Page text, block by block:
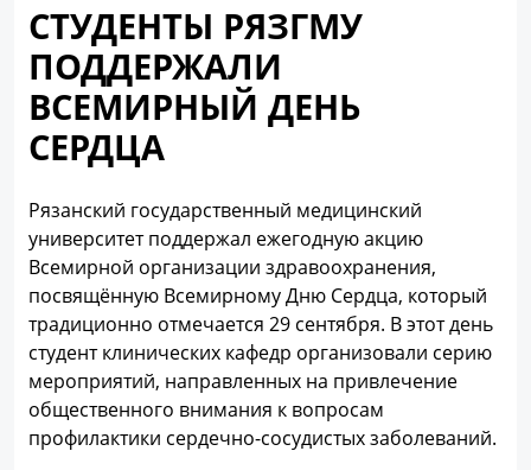
СТУДЕНТЫ РЯЗГМУ
ПОДДЕРЖАЛИ
ВСЕМИРНЫЙ ДЕНЬ
СЕРДЦА
Рязанский государственный медицинский
университет поддержал ежегодную акцию
Всемирной организации здравоохранения,
посвящённую Всемирному Дню Сердца, который
традиционно отмечается 29 сентября. В этот день
студент клинических кафедр организовали серию
мероприятий, направленных на привлечение
общественного внимания к вопросам
профилактики сердечно-сосудистых заболеваний.